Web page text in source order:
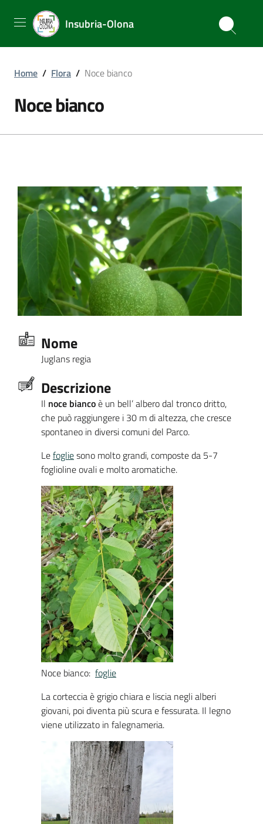
Insubria-Olona
Home / Flora / Noce bianco
Noce bianco
Nome
Juglans regia
Descrizione
Il noce biancoè un bell’ albero dal tronco dritto,
che può raggiungere i 30 m di altezza, che cresce
spontaneo in diversi comuni del Parco.
Lefogliesono molto grandi, composte da 5-7
foglioline ovali e molto aromatiche.
Noce bianco: foglie
La corteccia è grigio chiara e liscia negli alberi
giovani, poi diventa più scura e fessurata. Il legno
viene utilizzato in falegnameria.